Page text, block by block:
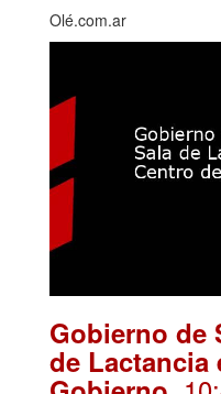
Olé.com.ar
Gobierno de
de Lactancia